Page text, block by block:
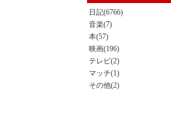
日記(6766)
音楽(7)
本(57)
映画(196)
テレビ(2)
マッチ(1)
その他(2)